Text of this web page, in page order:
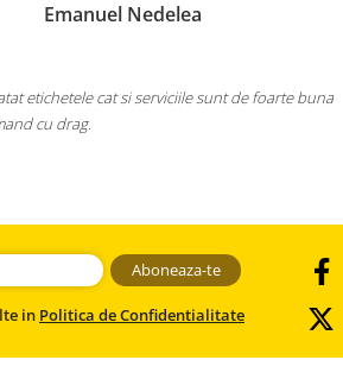
Emanuel Nedelea
etichetele cat si serviciile sunt de foarte buna
cu drag.
in Politica de Confidentialitate